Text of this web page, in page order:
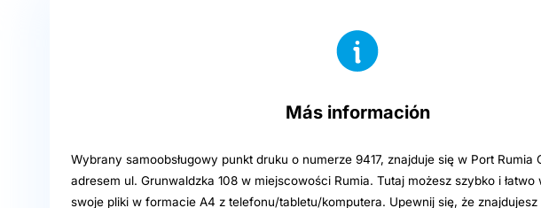
Más información
Wybrany samoobsługowy punkt druku o numerze 9417, znajduje się w Port Rumia
adresem ul. Grunwaldzka 108 w miejscowości Rumia. Tutaj możesz szybko i
swoje pliki w formacie A4 z telefonu/tabletu/komputera. Upewnij się, że znajdujesz